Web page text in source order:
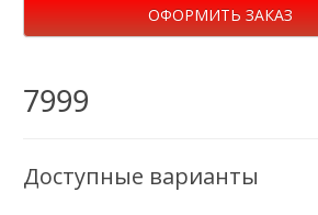
ОФОРМИТЬ ЗАКАЗ
7999
Доступные варианты